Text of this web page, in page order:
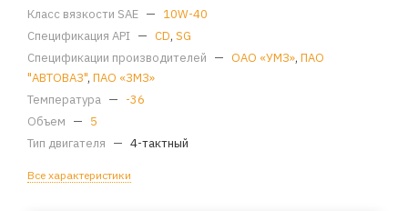
Класс вязкости SAE — 10W-40
Спецификация API — CD, SG
Спецификации производителей — ОАО «УМЗ», ПАО
"АВТОВАЗ", ПАО «ЗМЗ»
Температура — -36
Объем — 5
Тип двигателя — 4-тактный
Все характеристики